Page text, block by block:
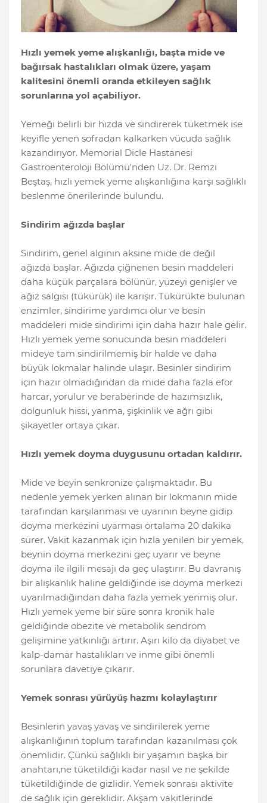
Hızlı yemek yeme alışkanlığı, başta mide ve
bağırsak hastalıkları olmak üzere, yaşam
kalitesini önemli oranda etkileyen sağlık
sorunlarına yol açabiliyor.
Yemeği belirli bir hızda ve sindirerek tüketmek ise
keyifle yenen sofradan kalkarken vücuda sağlık
kazandırıyor. Memorial Dicle Hastanesi
Gastroenteroloji Bölümü'nden Uz. Dr. Remzi
Beştaş, hızlı yemek yeme alışkanlığına karşı sağlıklı
beslenme önerilerinde bulundu.
Sindirim ağızda başlar
Sindirim, genel algının aksine mide de değil
ağızda başlar. Ağızda çiğnenen besin maddeleri
daha küçük parçalara bölünür, yüzeyi genişler ve
ağız salgısı (tükürük) ile karışır. Tükürükte bulunan
enzimler, sindirime yardımcı olur ve besin
maddeleri mide sindirimi için daha hazır hale gelir.
Hızlı yemek yeme sonucunda besin maddeleri
mideye tam sindirilmemiş bir halde ve daha
büyük lokmalar halinde ulaşır. Besinler sindirim
için hazır olmadığından da mide daha fazla efor
harcar, yorulur ve beraberinde de hazımsızlık,
dolgunluk hissi, yanma, şişkinlik ve ağrı gibi
şikayetler ortaya çıkar.
Hızlı yemek doyma duygusunu ortadan kaldırır.
Mide ve beyin senkronize çalışmaktadır. Bu
nedenle yemek yerken alınan bir lokmanın mide
tarafından karşılanması ve uyarının beyne gidip
doyma merkezini uyarması ortalama 20 dakika
sürer. Vakit kazanmak için hızla yenilen bir yemek,
beynin doyma merkezini geç uyarır ve beyne
doyma ile ilgili mesajı da geç ulaştırır. Bu davranış
bir alışkanlık haline geldiğinde ise doyma merkezi
uyarılmadığından daha fazla yemek yenmiş olur.
Hızlı yemek yeme bir süre sonra kronik hale
geldiğinde obezite ve metabolik sendrom
gelişimine yatkınlığı artırır. Aşırı kilo da diyabet ve
kalp-damar hastalıkları ve inme gibi önemli
sorunlara davetiye çıkarır.
Yemek sonrası yürüyüş hazmı kolaylaştırır
Besinlerin yavaş yavaş ve sindirilerek yeme
alışkanlığının toplum tarafından kazanılması çok
önemlidir. Çünkü sağlıklı bir yaşamın başka bir
anahtarı,ne tüketildiği kadar nasıl ve ne şekilde
tüketildiğinde de gizlidir. Yemek sonrası aktivite
de sağlık için gereklidir. Akşam vakitlerinde